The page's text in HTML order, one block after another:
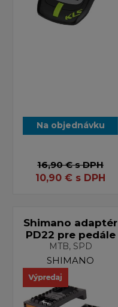
Na objednávku
16,90 €s DPH
10,90 € s DPH
Shimano adaptér
PD22 pre pedále
MTB, SPD
SHIMANO